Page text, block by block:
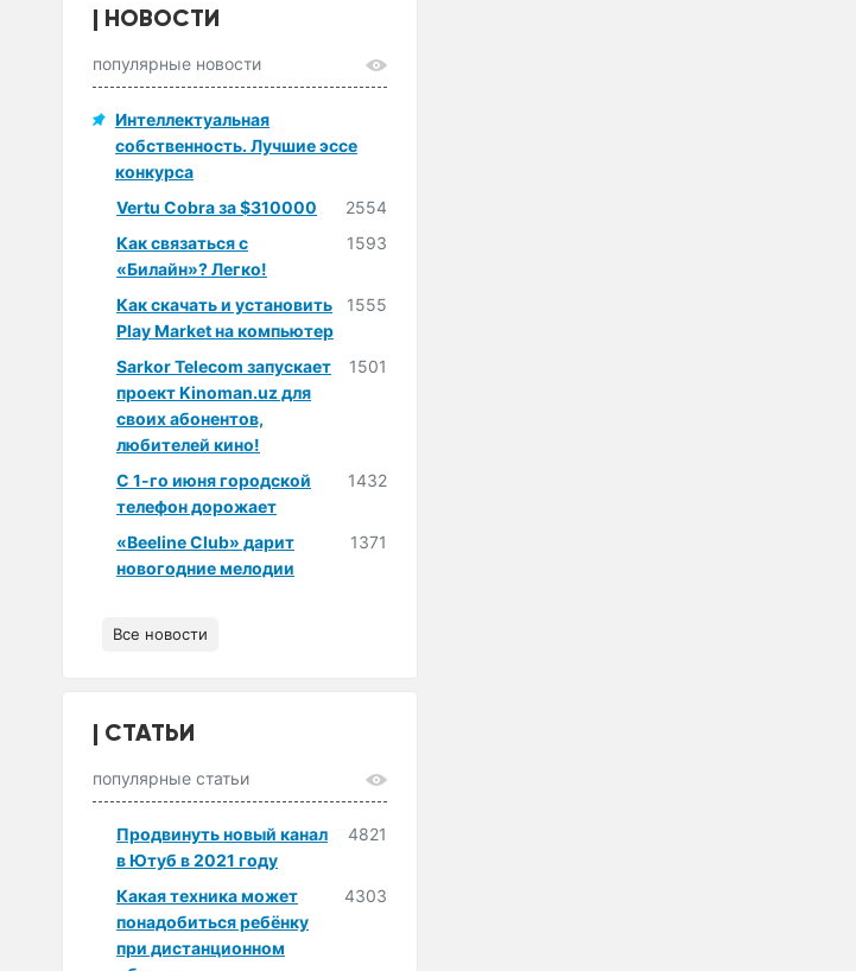
НОВОСТИ
популярные новости
Интеллектуальная
собственность. Лучшие эссе
конкурса
Vertu Cobra за $310000
2554
Как связаться с
«Билайн»? Легко!
1593
Как скачать и установить
Play Market на компьютер
1555
Sarkor Telecom запускает
проект Kinoman.uz для
своих абонентов,
любителей кино!
1501
С 1-го июня городской
телефон дорожает
1432
«Beeline Club» дарит
новогодние мелодии
1371
Все новости
СТАТЬИ
популярные статьи
Продвинуть новый канал
в Ютуб в 2021 году
4821
Какая техника может
понадобиться ребёнку
при дистанционном
4303